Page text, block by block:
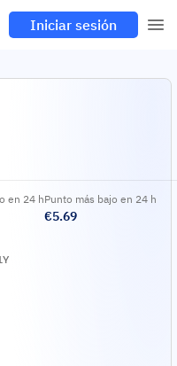
Iniciar sesión
en 24 hPunto más bajo en 24 h
€5.69